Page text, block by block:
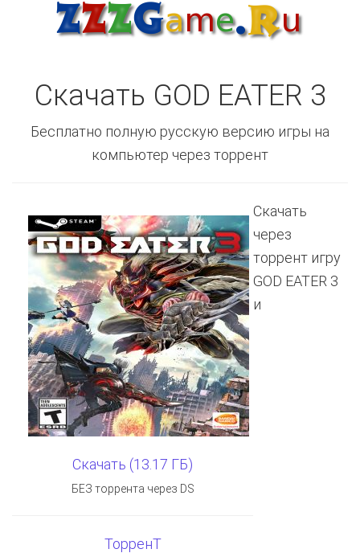
Скачать GOD EATER 3
Бесплатно полную русскую версию игры на
компьютер через торрент
Скачать (13.17 ГБ)
БЕЗ торрента через DS
ТорренТ
Скачать
через
торрент игру
GOD EATER 3
и